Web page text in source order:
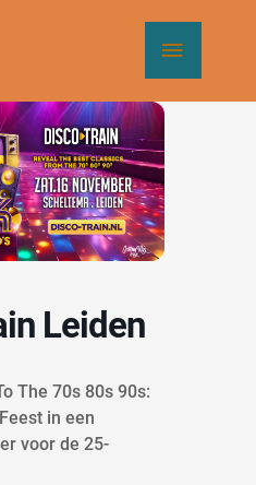
Leiden
The 70s 80s 90s:
in een
voor de 25-